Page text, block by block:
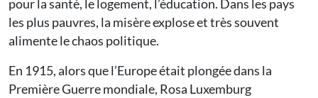
pour la santé, le logement, l’éducation. Dans les pays
les plus pauvres, la misère explose et très souvent
alimente le chaos politique.
En 1915, alors que l’Europe était plongée dans la
Première Guerre mondiale, Rosa Luxemburg